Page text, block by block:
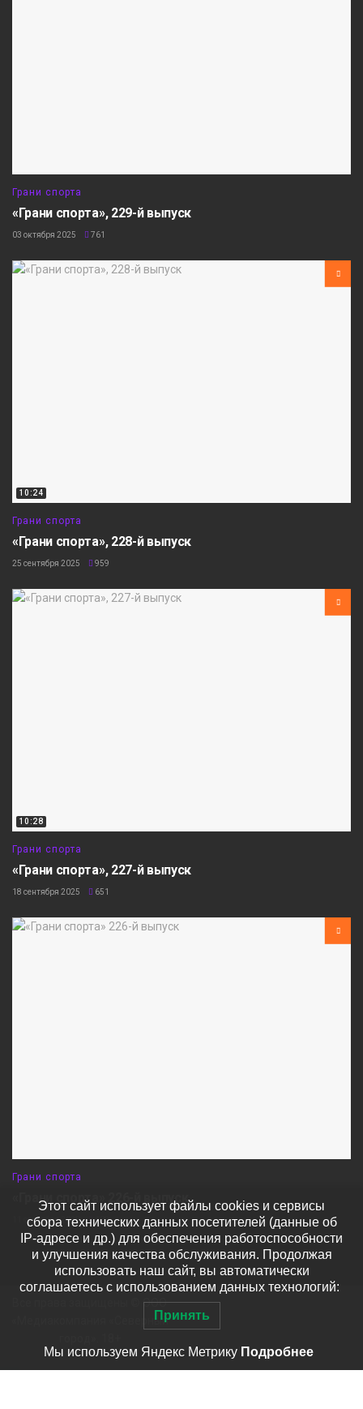
Грани спорта
«Грани спорта», 229-й выпуск
03 октября 2025 761
10:24
Грани спорта
«Грани спорта», 228-й выпуск
25 сентября 2025 959
10:28
Грани спорта
«Грани спорта», 227-й выпуск
18 сентября 2025 651
Грани спорта
«Грани спорта» 226-й выпуск
11 сентября 2025 609
Все права защищены © ООО
«Медиакомпания «Северный
Этот сайт использует файлы cookies и сервисы
сбора технических данных посетителей (данные об
IP-адресе и др.) для обеспечения работоспособности
и улучшения качества обслуживания. Продолжая
использовать наш сайт, вы автоматически
соглашаетесь с использованием данных технологий:
Принять
Мы используем Яндекс Метрику Подробнее